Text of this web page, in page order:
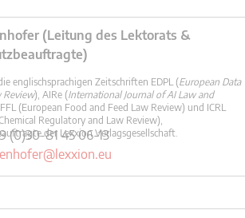
(Leitung des Lektorats &
englischsprachigen Zeitschriften EDPL (European Data
Review), AIRe (International Journal of AI Law and
(European Food and Feed Law Review) und ICRL
Regulatory and Law Review),
der Lexxion Verlagsgesellschaft.
(0)30-81 45 06-13